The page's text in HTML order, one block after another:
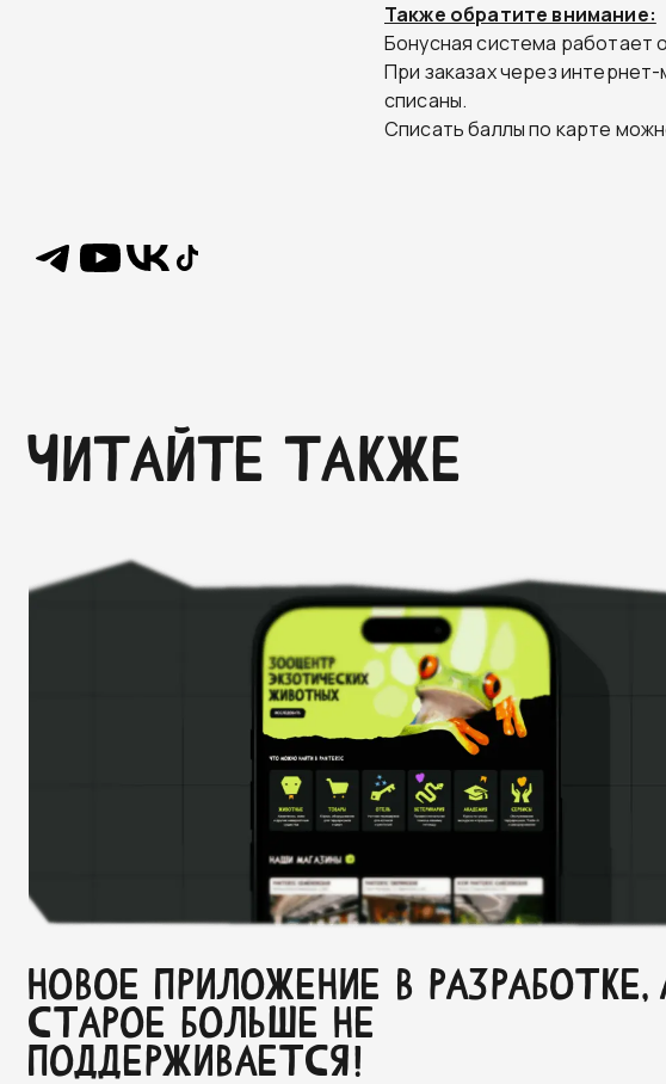
Также обратите внимание:
Бонусная система работает
При заказах через
списаны.
Списать баллы по карте
ЧИТАЙТЕ ТАКЖЕ
НОВОЕ ПРИЛОЖЕНИЕ В РАЗРАБОТКЕ,
СТАРОЕ БОЛЬШЕ НЕ
ПОДДЕРЖИВАЕТСЯ!